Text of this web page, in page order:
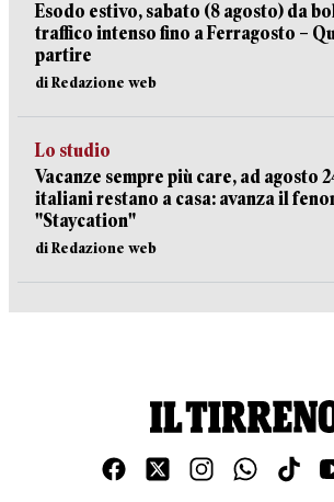
Esodo estivo, sabato (8 agosto) da
traffico intenso fino a Ferragosto –
partire
di Redazione web
Lo studio
Vacanze sempre più care, ad agosto
italiani restano a casa: avanza il
"Staycation"
di Redazione web